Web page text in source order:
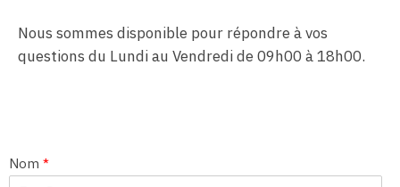
Nous sommes disponible pour répondre à vos
questions du Lundi au Vendredi de 09h00 à 18h00.
Nom *